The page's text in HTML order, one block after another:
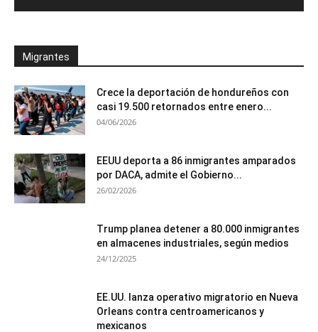
Migrantes
Crece la deportación de hondureños con
casi 19.500 retornados entre enero...
04/06/2026
EEUU deporta a 86 inmigrantes amparados
por DACA, admite el Gobierno...
26/02/2026
Trump planea detener a 80.000 inmigrantes
en almacenes industriales, según medios
24/12/2025
EE.UU. lanza operativo migratorio en Nueva
Orleans contra centroamericanos y
mexicanos